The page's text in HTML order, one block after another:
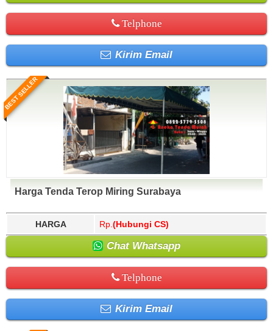
Telphone
Kirim Email
BEST SELLER
Harga Tenda Terop Miring Surabaya
HARGA Rp. (Hubungi CS)
Chat Whatsapp
Telphone
Kirim Email